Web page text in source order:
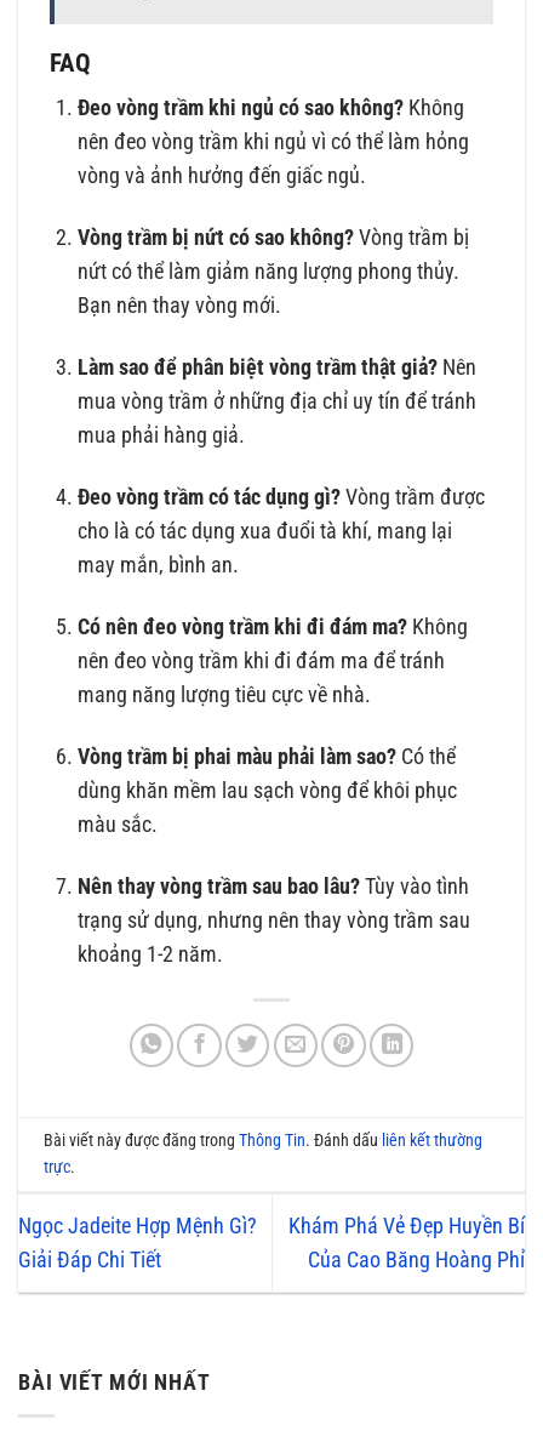
FAQ
Đeo vòng trầm khi ngủ có sao không? Không
nên đeo vòng trầm khi ngủ vì có thể làm hỏng
vòng và ảnh hưởng đến giấc ngủ.
Vòng trầm bị nứt có sao không? Vòng trầm bị
nứt có thể làm giảm năng lượng phong thủy.
Bạn nên thay vòng mới.
Làm sao để phân biệt vòng trầm thật giả? Nên
mua vòng trầm ở những địa chỉ uy tín để tránh
mua phải hàng giả.
Đeo vòng trầm có tác dụng gì? Vòng trầm được
cho là có tác dụng xua đuổi tà khí, mang lại
may mắn, bình an.
Có nên đeo vòng trầm khi đi đám ma? Không
nên đeo vòng trầm khi đi đám ma để tránh
mang năng lượng tiêu cực về nhà.
Vòng trầm bị phai màu phải làm sao? Có thể
dùng khăn mềm lau sạch vòng để khôi phục
màu sắc.
Nên thay vòng trầm sau bao lâu? Tùy vào tình
trạng sử dụng, nhưng nên thay vòng trầm sau
khoảng 1-2 năm.
Bài viết này được đăng trongThông Tin. Đánh dấu liên kết thường
trực.
Ngọc Jadeite Hợp Mệnh Gì?
Giải Đáp Chi Tiết
Khám Phá Vẻ Đẹp Huyền Bí
Của Cao Băng Hoàng Phỉ
BÀI VIẾT MỚI NHẤT